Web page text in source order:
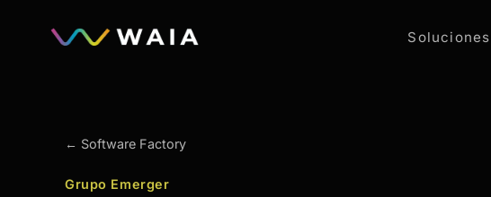
Soluciones
← Software Factory
Grupo Emerger